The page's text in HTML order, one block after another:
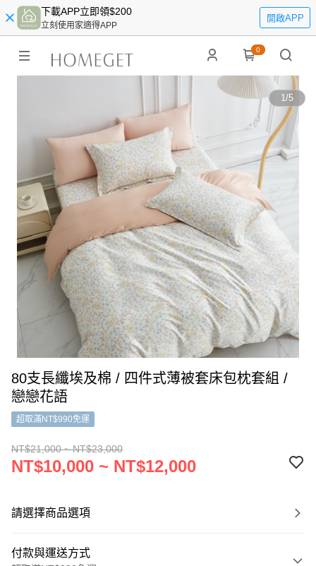
下載APP立即領$200
立刻使用家適得APP
開啟APP
0
1/5
80支長纖埃及棉 / 四件式薄被套床包枕套組 /
戀戀花語
超取滿NT$990免運
NT$21,000 ~ NT$23,000
NT$10,000 ~ NT$12,000
請選擇商品選項
付款與運送方式